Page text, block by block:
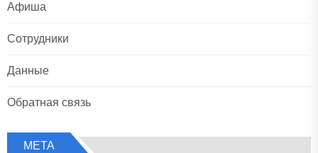
Афиша
Сотрудники
Данные
Обратная связь
МЕТА